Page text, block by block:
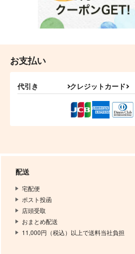
お支払い
代引き クレジットカード
配送
宅配便
ポスト投函
店頭受取
おまとめ配送
11,000円（税込）以上で送料当社負担